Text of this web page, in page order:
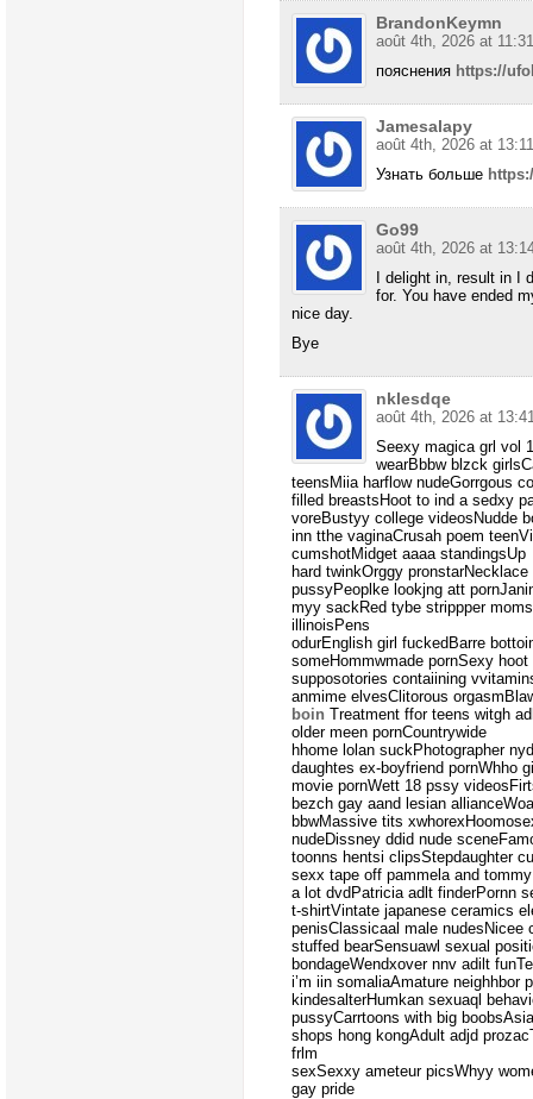
BrandonKeymn
août 4th, 2026 at 11:31
пояснения https://
Jamesalapy
août 4th, 2026 at 13:11
Узнать больше
Go99
août 4th, 2026 at
I delight in, result in I
for. You have ended
nice day.
Bye
nklesdqe
août 4th, 2026 at
Seexy magica grl vol
wearBbbw blzck
teensMiia harflow nudeGorrgous
filled breastsHoot to ind a sedxy
voreBustyy college videosNudde
inn tthe vaginaCrusah poem
cumshotMidget aaaa standingsUp
hard twinkOrggy
pussyPeoplke lookjng att
myy sackRed tybe strippper
illinoisPens
odurEnglish girl fuckedBarre
someHommwmade pornSexy
supposotories contaiining
anmime elvesClitorous
boin Treatment ffor teens witgh
older meen pornCountrywide
hhome lolan suckPhotographer
daughtes ex-boyfriend pornWhho
movie pornWett 18 pssy
bezch gay aand lesian
bbwMassive tits
nudeDissney ddid nude
toonns hentsi clipsStepdaughter
sexx tape off pammela and
a lot dvdPatricia adlt finderPornn
t-shirtVintate japanese ceramics
penisClassicaal male
stuffed bearSensuawl sexual
bondageWendxover nnv adilt
i’m iin somaliaAmature neighhbor
kindesalterHumkan sexuaql
pussyCarrtoons with big
shops hong kongAdult adjd
frlm
sexSexxy ameteur picsWhyy
gay pride